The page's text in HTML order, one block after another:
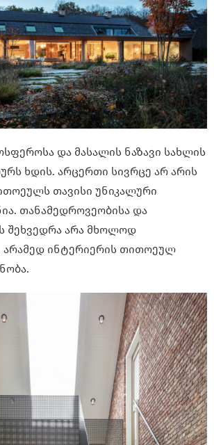
და მასალის ნაზავი სახლის
ხდის. არცერთი სივრცე არ არის
თავისი უნიკალური
თანამედროვეობისა და
შეხვედრა არა მხოლოდ
არამედ ინტერიერის თითოეულ